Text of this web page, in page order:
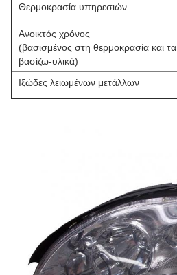
Θερμοκρασία υπηρεσιών
Ανοικτός χρόνος
(βασισμένος στη θερμοκρασία και τα
βασίζω-υλικά)
Ιξώδες λειωμένων μετάλλων